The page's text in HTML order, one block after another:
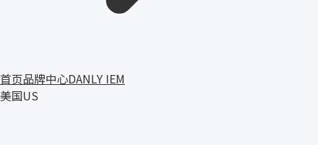
首页品牌中心DANLY IEM
美国US